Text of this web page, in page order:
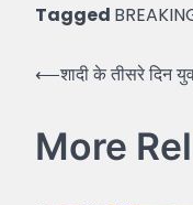
Tagged
Post
⟵शादी के तीसरे दिन
More